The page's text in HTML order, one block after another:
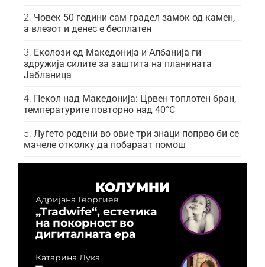
Човек 50 години сам градел замок од камен,
а влезот и денес е бесплатен
Еколози од Македонија и Албанија ги
здружија силите за заштита на планината
Јабланица
Пекол над Македонија: Црвен топлотен бран,
температурите повторно над 40°C
Луѓето родени во овие три знаци попрво би се
мачеле отколку да побараат помош
КОЛУМНИ
Адријана Георгиев
„Tradwife“, естетика
на покорност во
дигиталната ера
Катарина Лука